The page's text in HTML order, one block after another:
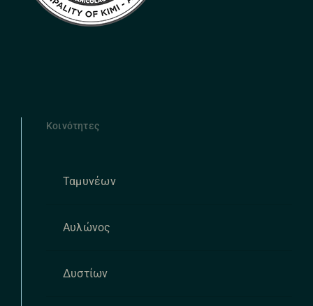
Κοινότητες
Ταμυνέων
Αυλώνος
Δυστίων